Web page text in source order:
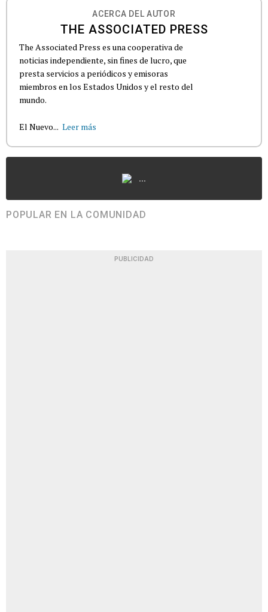
ACERCA DEL AUTOR
THE ASSOCIATED PRESS
The Associated Press es una cooperativa de
noticias independiente, sin fines de lucro, que
presta servicios a periódicos y emisoras
miembros en los Estados Unidos y el resto del
mundo.
El Nuevo... Leer más
...
POPULAR EN LA COMUNIDAD
PUBLICIDAD